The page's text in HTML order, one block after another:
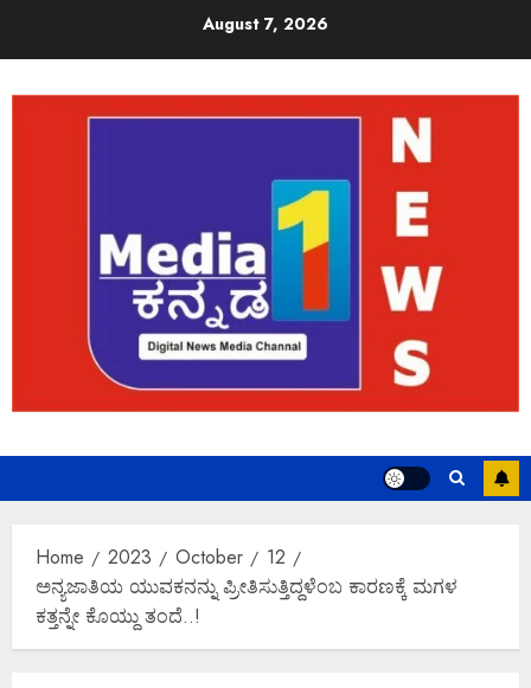
August 7, 2026
Home 2023 October
12
ಅನ್ಯಜಾತಿಯ ಯುವಕನನ್ನು ಪ್ರೀತಿಸುತ್ತಿದ್ದಳೆಂಬ ಕಾರಣಕ್ಕೆ ಮಗಳ
ಕತ್ತನ್ನೇ ಕೊಯ್ದು ತಂದೆ..!